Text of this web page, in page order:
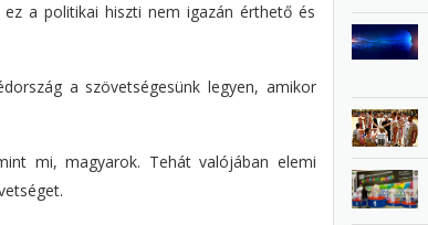
a politikai hiszti nem igazán érthető és
a szövetségesünk legyen, amikor
mi, magyarok. Tehát valójában elemi